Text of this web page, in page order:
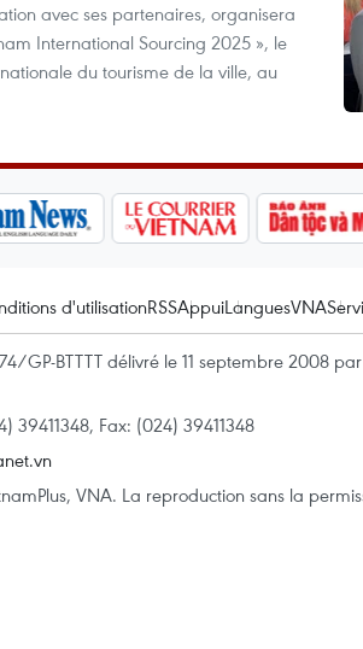
avec ses partenaires, organisera
International Sourcing 2025 », le
du tourisme de la ville, au
d'utilisationRSSAppuiLanguesVNA
GP-BTTTT délivré le 11 septembre 2008
39411348, Fax: (024) 39411348
VNA. La reproduction sans la